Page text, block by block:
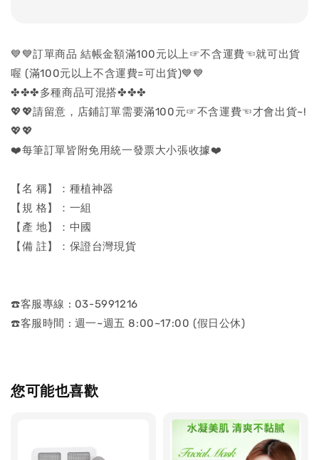
💙💙訂單商品 結帳金額滿100元以上☞不含運費☜就可出貨
喔 (滿100元以上不含運費=可出貨)💙💙
✤✤✤多種商品可混搭✤✤✤
💖💖請留意，店鋪訂單需要滿100元☞不含運費☜才會出貨~!
💖💖
❤️每筆訂單皆附免用統一發票大小張收據❤️
【名 稱】：種植神器
【規 格】：一組
【產 地】：中國
【備 註】：保證台灣現貨
☎️客服專線 : 03-5991216
☎️客服時間 : 週一~週五 8:00~17:00 (假日公休)
您可能也喜歡